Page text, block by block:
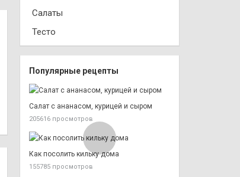
Салаты
Тесто
Популярные рецепты
Салат с ананасом, курицей и сыром
205616 просмотров
Как посолить кильку дома
155785 просмотров